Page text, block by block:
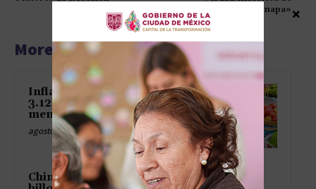
Ayotzinapa»
More articles
Inflación en México baja a
3.12% en julio y alcanza su
menor nivel en casi seis años
agosto 8, 2026
China deja temblando los
×